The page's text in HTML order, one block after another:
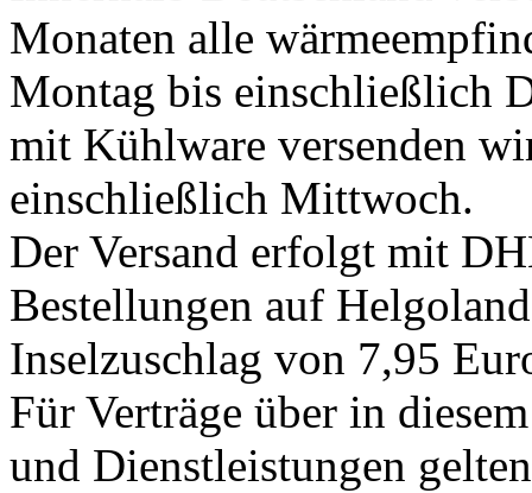
Monaten alle
Montag bis einschließlich
mit Kühlware versenden
einschließlich Mittwoch.
Der Versand erfolgt mit
Bestellungen auf
Inselzuschlag von 7,95
Für Verträge über in
und Dienstleistungen